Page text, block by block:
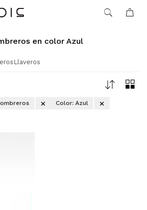
en color Azul
Llaveros
Color: Azul